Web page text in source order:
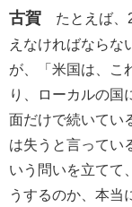
古賀 たとえば、
えなければならな
が、「米国は、こ
り、ローカルの国
面だけで続いてい
は失うと言ってい
いう問いを立てて
うするのか、本当